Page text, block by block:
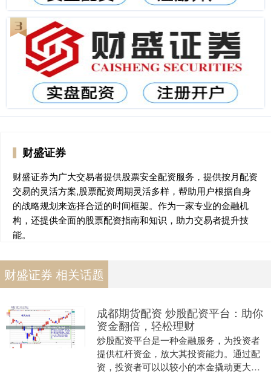
财盛证券
财盛证券为广大交易者提供股票安全配资服务，提供按月配资
交易的灵活方案,股票配资周期灵活多样，帮助用户根据自身
的战略规划来选择合适的时间框架。作为一家专业的金融机
构，还提供全面的股票配资指南和知识，助力交易者提升技
能。
财盛证券 相关话题
成都期货配资 炒股配资平台：助你
资金翻倍，轻松理财
炒股配资平台是一种金融服务，为投资者
提供杠杆资金，放大其投资能力。通过配
资，投资者可以以较小的本金撬动更大的